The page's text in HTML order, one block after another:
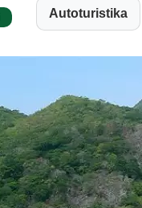
Autoturistika